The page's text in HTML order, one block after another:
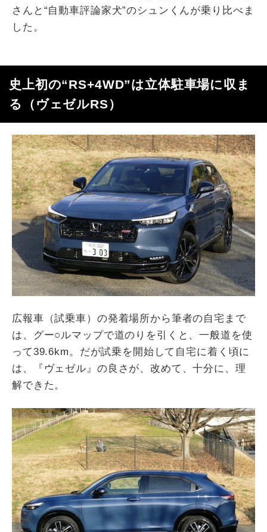
さんと“自動車評論家犬”のシュンくんが乗り比べま
した。
史上初の“RS+4WD”は立体駐車場に収ま
る（ヴェゼルRS）
広報車（試乗車）の発着場所から筆者の自宅まで
は、グー○ルマップで道のりを引くと、一般道を使
って39.6km。だが試乗を開始して自宅に着く頃に
は、『ヴェゼル』の良さが、改めて、十分に、理
解できた。